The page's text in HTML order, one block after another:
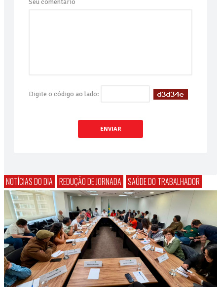
Seu comentário
Digite o código ao lado:
ENVIAR
NOTÍCIAS DO DIA REDUÇÃO DE JORNADA SAÚDE DO TRABALHADOR